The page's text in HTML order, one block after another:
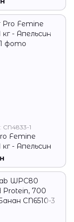
1
Femine
кг - Апельсин